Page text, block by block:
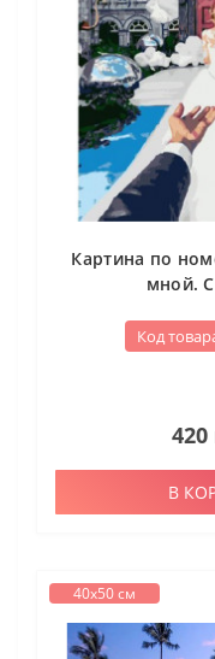
Картина по
мной.
Код
420
В
40х50 см